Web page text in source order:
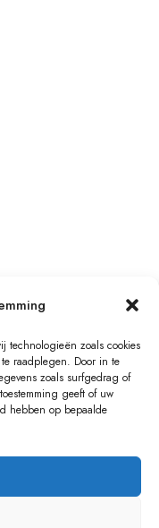
technologieën zoals cookies
raadplegen. Door in te
zoals surfgedrag of
geeft of uw
hebben op bepaalde